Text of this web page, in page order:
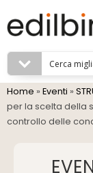
Home » Eventi »
per la scelta della
controllo delle